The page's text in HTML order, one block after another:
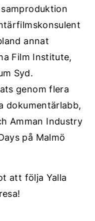
annat
Film Institute,
Syd.
genom flera
dokumentärlabb,
Amman Industry
på Malmö
att följa Yalla